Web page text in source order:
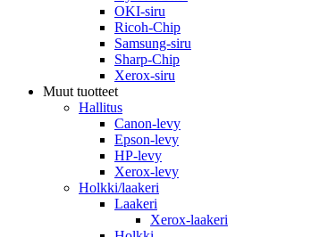
OKI-siru
Ricoh-Chip
Samsung-siru
Sharp-Chip
Xerox-siru
Muut tuotteet
Hallitus
Canon-levy
Epson-levy
HP-levy
Xerox-levy
Holkki/laakeri
Laakeri
Xerox-laakeri